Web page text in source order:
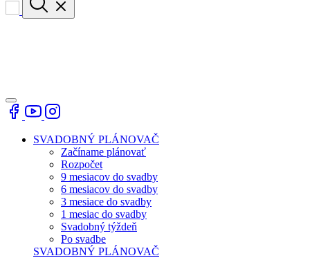
SVADOBNÝ PLÁNOVAČ
Začíname plánovať
Rozpočet
9 mesiacov do svadby
6 mesiacov do svadby
3 mesiace do svadby
1 mesiac do svadby
Svadobný týždeň
Po svadbe
SVADOBNÝ PLÁNOVAČ